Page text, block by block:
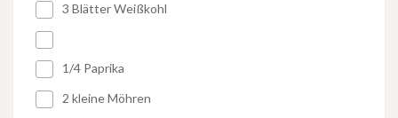
3 Blätter Weißkohl
1/4 Paprika
2 kleine Möhren